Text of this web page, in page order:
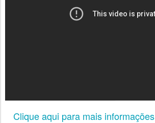
Clique aqui para mais informações